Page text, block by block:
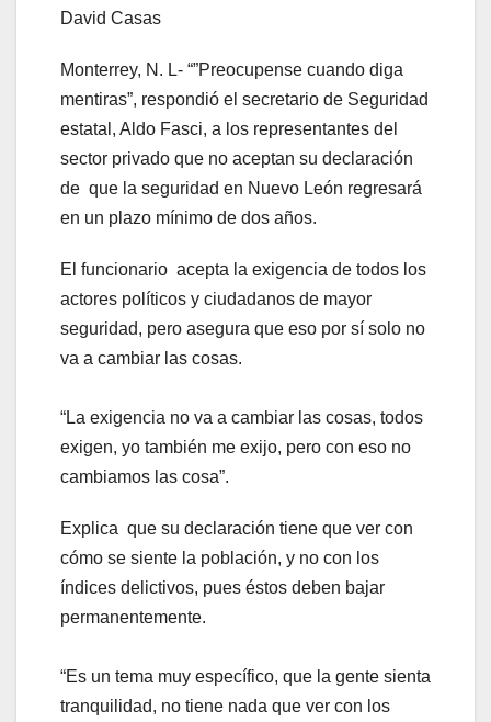
David Casas
Monterrey, N. L- “”Preocupense cuando diga
mentiras”, respondió el secretario de Seguridad
estatal, Aldo Fasci, a los representantes del
sector privado que no aceptan su declaración
de que la seguridad en Nuevo León regresará
en un plazo mínimo de dos años.
El funcionario acepta la exigencia de todos los
actores políticos y ciudadanos de mayor
seguridad, pero asegura que eso por sí solo no
va a cambiar las cosas.
“La exigencia no va a cambiar las cosas, todos
exigen, yo también me exijo, pero con eso no
cambiamos las cosa”.
Explica que su declaración tiene que ver con
cómo se siente la población, y no con los
índices delictivos, pues éstos deben bajar
permanentemente.
“Es un tema muy específico, que la gente sienta
tranquilidad, no tiene nada que ver con los